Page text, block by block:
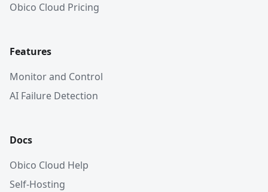
Obico Cloud Pricing
Features
Monitor and Control
AI Failure Detection
Docs
Obico Cloud Help
Self-Hosting